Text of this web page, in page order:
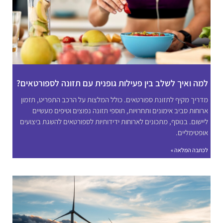
למה ואיך לשלב בין פעילות גופנית עם תזונה לספורטאים?
מדריך מקיף לתזונת ספורטאים. כולל המלצות על הרכב התפריט, תזמון
ארוחות סביב אימונים ותחרויות, תוספי תזונה נפוצים וטיפים מעשיים
ליישום. בנוסף, מתכונים לארוחות ידידותיות לספורטאים להשגת ביצועים
אופטימליים.
לכתבה המלאה »